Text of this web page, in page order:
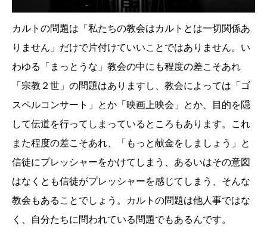
カルトの問題は「私たちの教会はカルトとは一切関係あ
りません」だけで片付けていいことではありません。い
わゆる「まっとうな」教会の中にも程度の差こそあれ
「宗教２世」の問題はありますし、教会によっては「ゴ
スペルコンサート」とか「映画上映会」とか、目的を隠
して伝道を行ってしまっているところもあります。これ
また程度の差こそあれ、「もっと献金をしましょう」と
信徒にプレッシャーをかけてしまう、あるいはその意図
はなくとも信徒がプレッシャーを感じてしまう、そんな
教会もあることでしょう。カルトの問題は他人事ではな
く、自分たちに問われている問題でもあるんです。